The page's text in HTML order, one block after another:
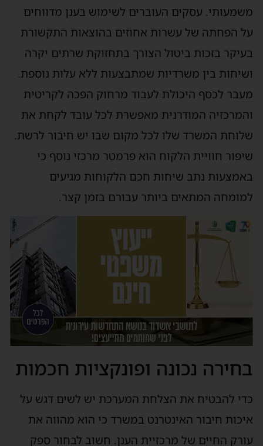
משמעותי. עסקים העוברים לשימוש בענן מדווחים
על הפחתה של עשרות אחוזים בהוצאות התקשורת
בעיקר בזכות ביטול הצורך בתחזוקת שרתים יקרה
ושיחות בין משרדיות שמתבצעות ללא עלות נוספת.
מעבר לכסף היכולת לעבוד מרחוק הפכה לקריטית
והמרכזיה המודרנית מאפשרת לכל עובד לקחת את
שלוחת המשרד שלו לכל מקום שבו יש חיבור לרשת.
שיפור חוויית הלקוח הוא פרמטר מרכזי נוסף כי
באמצעות נתב שיחות חכם הלקוחות מגיעים
למומחה המתאים ביותר עבורם בזמן קצר.
בחירה נכונה ופונקציות חכמות
כדי להבטיח את הצלחת המערכת יש לשים דגש על
איכות חיבור האינטרנט במשרד כי הוא מהווה את
עורק החיים של מרכזיית הענן. חשוב לבחור ספק